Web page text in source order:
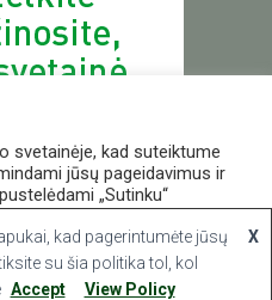
apsaugos ministerijos
svetainėje, kad suteiktume
jūsų pageidavimus ir
„Sutinku“
kad pagerintumėte jūsų
su šia politika tol, kol
X
Accept View Policy